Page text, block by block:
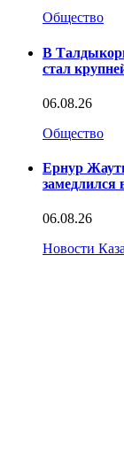
Общество
В
стал
06.08.26
Общество
Ернур
замедлился
06.08.26
Новости